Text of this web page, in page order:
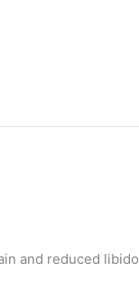
and reduced libido